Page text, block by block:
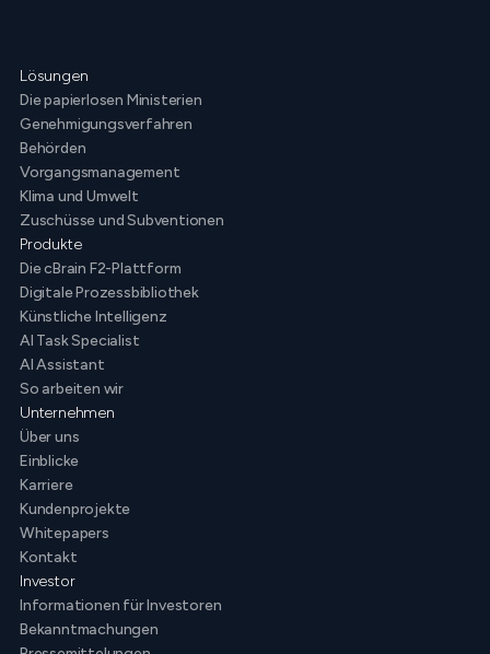
Lösungen
Die papierlosen Ministerien
Genehmigungsverfahren
Behörden
Vorgangsmanagement
Klima und Umwelt
Zuschüsse und Subventionen
Produkte
Die cBrain F2-Plattform
Digitale Prozessbibliothek
Künstliche Intelligenz
AI Task Specialist
AI Assistant
So arbeiten wir
Unternehmen
Über uns
Einblicke
Karriere
Kundenprojekte
Whitepapers
Kontakt
Investor
Informationen für Investoren
Bekanntmachungen